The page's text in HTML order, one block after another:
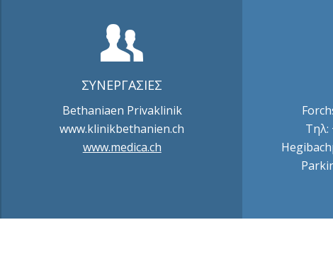
ΣΥΝΕΡΓΑΣΙΕΣ
Bethaniaen Privaklinik
www.klinikbethanien.ch
www.medica.ch
Τηλ: